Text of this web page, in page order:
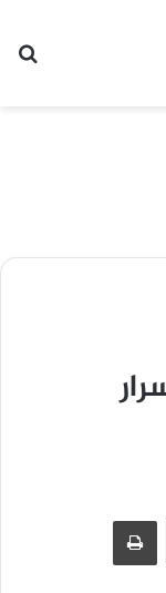
مشاركة عبر البريد طباعة